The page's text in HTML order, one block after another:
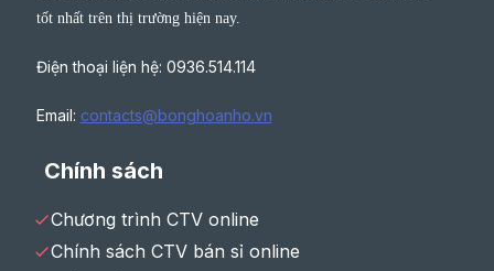
tốt nhất trên thị trường hiện nay.
Điện thoại liện hệ: 0936.514.114
Email: contacts@bonghoanho.vn
Chính sách
Chương trình CTV online
Chính sách CTV bán sỉ online